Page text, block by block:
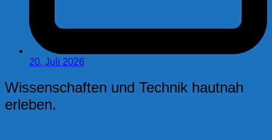
20. Juli 2026
Wissenschaften und Technik hautnah
erleben.